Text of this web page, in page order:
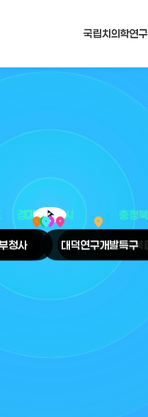
국립치의학연
arrow_selector_tool
경기도 충청
대전광역시
place
안시
place
청사
place
밸리
place
오송첨단의료복
place
대덕연구개발특구
place
원주의